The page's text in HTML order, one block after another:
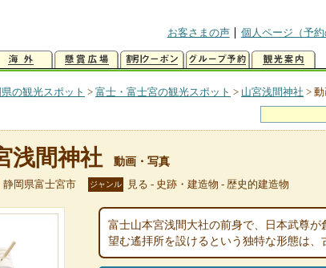
お客さまの声
個人ページ（予約
の観光スポット > 富士・富士宮の観光スポット > 山宮浅間神社 >
浅間神社 動画・写真
静岡県富士宮市 ジャンル 見る - 史跡・建造物 - 歴史的建造物
富士山本宮浅間大社の前身で、日本武尊
望む遙拝所を設けるという独特な形態は、